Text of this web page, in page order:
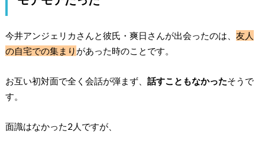
今井アンジェリカさんと彼氏・爽日さんが出会ったのは、 友人
の自宅での集まり があった時のことです。
お互い初対面で全く会話が弾まず、 話すこともなかったそうで
す。
面識はなかった2人ですが、